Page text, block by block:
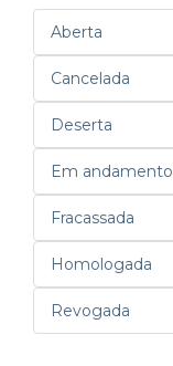
Aberta
Cancelada
Deserta
Em andamento
Fracassada
Homologada
Revogada